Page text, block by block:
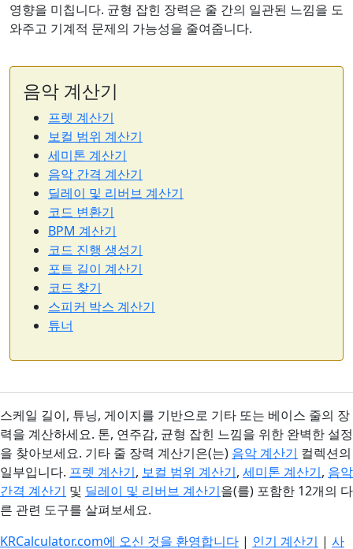
영향을 미칩니다. 균형 잡힌 장력은 줄 간의 일관된 느낌을 도
와주고 기계적 문제의 가능성을 줄여줍니다.
음악 계산기
프렛 계산기
보컬 범위 계산기
세미톤 계산기
음악 간격 계산기
딜레이 및 리버브 계산기
코드 변환기
BPM 계산기
코드 진행 생성기
포트 길이 계산기
코드 찾기
스피커 박스 계산기
튜너
스케일 길이, 튜닝, 게이지를 기반으로 기타 또는 베이스 줄의 장
력을 계산하세요. 톤, 연주감, 균형 잡힌 느낌을 위한 완벽한 설정
을 찾아보세요. 기타 줄 장력 계산기은(는) 음악 계산기 컬렉션의
일부입니다. 프렛 계산기, 보컬 범위 계산기, 세미톤 계산기, 음악
간격 계산기 및 딜레이 및 리버브 계산기을(를) 포함한 12개의 다
른 관련 도구를 살펴보세요.
KRCalculator.com에 오신 것을 환영합니다 | 인기 계산기 | 사